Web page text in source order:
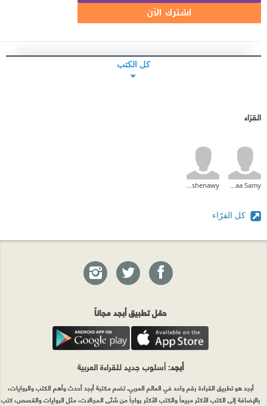
اشترك الآن
كل الكتب
القرّاء
كل القرّاء
حمّل تطبيق أبجد مجاناً
أبجد: أسلوب جديد للقراءة العربية
أبجد هو تطبيق القراءة رقم واحد في العالم العربي. تضم مكتبة أبجد أحدث وأهم الكتب والروايات،
بالإضافة إلى الكتب الأكثر مبيعاً والكتب الأكثر رواجاً من شتّى المجالات، مثل الروايات والقصص، كتب